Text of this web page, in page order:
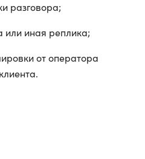
разговора;
или иная реплика;
от оператора